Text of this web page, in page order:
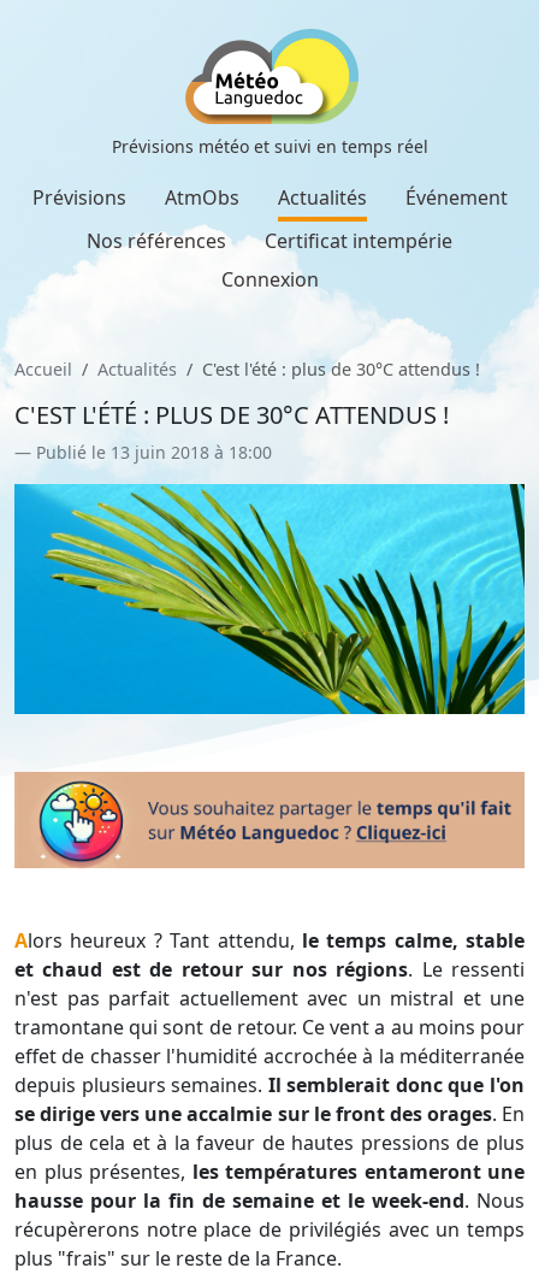
Prévisions météo et suivi en temps réel
Prévisions AtmObs Actualités
Événement
Nos références
Certificat intempérie
Connexion
Accueil Actualités C'est l'été : plus de 30°C attendus !
C'EST L'ÉTÉ : PLUS DE 30°C ATTENDUS !
Publié le 13 juin 2018 à 18:00
Alors heureux ? Tant attendu, le temps calme, stable
et chaud est de retour sur nos régions. Le ressenti
n'est pas parfait actuellement avec un mistral et une
tramontane qui sont de retour. Ce vent a au moins pour
effet de chasser l'humidité accrochée à la méditerranée
depuis plusieurs semaines. Il semblerait donc que l'on
se dirige vers une accalmie sur le front des orages. En
plus de cela et à la faveur de hautes pressions de plus
en plus présentes, les températures entameront une
hausse pour la fin de semaine et le week-end. Nous
récupèrerons notre place de privilégiés avec un temps
plus "frais" sur le reste de la France.